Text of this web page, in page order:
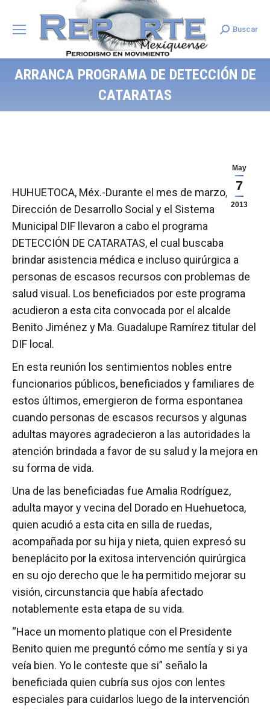
Search:
Buscar
ARRANCA PROGRAMA DE DETECCIÓN DE
CATARATAS
May
7
2013
HUHUETOCA, Méx.-Durante el mes de marzo, la
Dirección de Desarrollo Social y el Sistema
Municipal DIF llevaron a cabo el programa
DETECCIÓN DE CATARATAS, el cual buscaba
brindar asistencia médica e incluso quirúrgica a
personas de escasos recursos con problemas de
salud visual. Los beneficiados por este programa
acudieron a esta cita convocada por el alcalde
Benito Jiménez y Ma. Guadalupe Ramírez titular del
DIF local.
En esta reunión los sentimientos nobles entre
funcionarios públicos, beneficiados y familiares de
estos últimos, emergieron de forma espontanea
cuando personas de escasos recursos y algunas
adultas mayores agradecieron a las autoridades la
atención brindada a favor de su salud y la mejora en
su forma de vida.
Una de las beneficiadas fue Amalia Rodríguez,
adulta mayor y vecina del Dorado en Huehuetoca,
quien acudió a esta cita en silla de ruedas,
acompañada por su hija y nieta, quien expresó su
beneplácito por la exitosa intervención quirúrgica
en su ojo derecho que le ha permitido mejorar su
visión, circunstancia que había afectado
notablemente esta etapa de su vida.
“Hace un momento platique con el Presidente
Benito quien me preguntó cómo me sentía y si ya
veía bien. Yo le conteste que si” señalo la
beneficiada quien cubría sus ojos con lentes
especiales para cuidarlos luego de la intervención